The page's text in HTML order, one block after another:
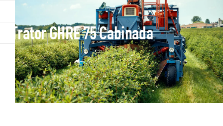
Trator GHRE 75 Cabinada